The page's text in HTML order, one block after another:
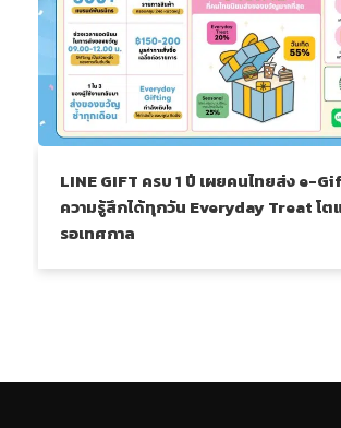
LINE GIFT ครบ 1 ปี เผยคนไทยส่ง e-
ความรู้สึกได้ทุกวัน Everyday Treat โต
รอเทศกาล